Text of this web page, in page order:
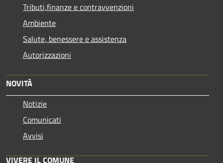
Tributi,finanze e contravvenzioni
Ambiente
Salute, benessere e assistenza
Autorizzazioni
NOVITÀ
Notizie
Comunicati
Avvisi
VIVERE IL COMUNE